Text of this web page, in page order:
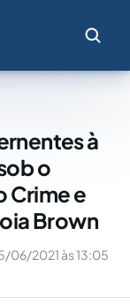
à
o
Crime e
Brown
06/2021 às 13:05